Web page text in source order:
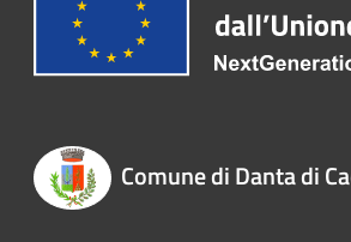
Comune di Danta di